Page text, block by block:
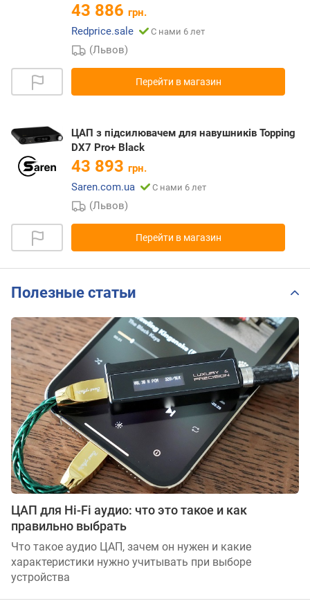
43 886 грн.
Redprice.sale
С нами 6 лет
(Львов)
Перейти в магазин
ЦАП з підсилювачем для навушників Topping
DX7 Pro+ Black
43 893 грн.
Saren.com.ua
С нами 6 лет
(Львов)
Перейти в магазин
Полезные статьи
ЦАП для Hi-Fi аудио: что это такое и как
правильно выбрать
Что такое аудио ЦАП, зачем он нужен и какие
характеристики нужно учитывать при выборе
устройства